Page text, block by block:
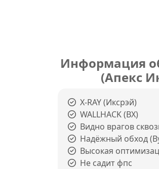
Информация
(Апекс
X-RAY (Иксрэй)
WALLHACK (ВХ)
Видно врагов
Надёжный обход
Высокая
Не садит фпс